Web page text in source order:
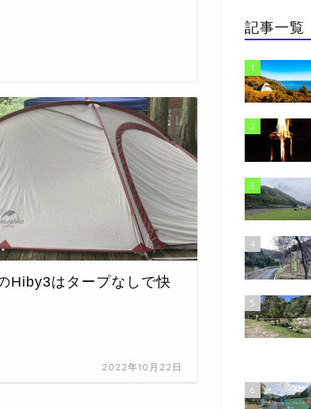
Hiby3はタープなしで快
2022年10月22日
記事一覧
1
2
3
4
5
6